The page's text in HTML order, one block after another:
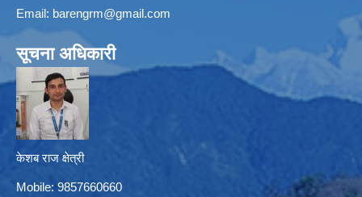
Email: barengrm@gmail.com
सूचना अधिकारी
केशब राज क्षेत्री
Mobile: 9857660660